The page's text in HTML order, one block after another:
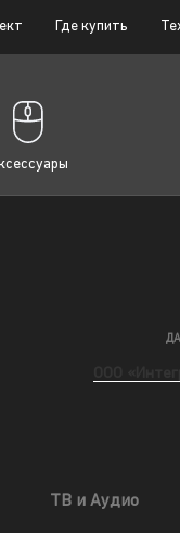
Где купить
ТВ и Аудио